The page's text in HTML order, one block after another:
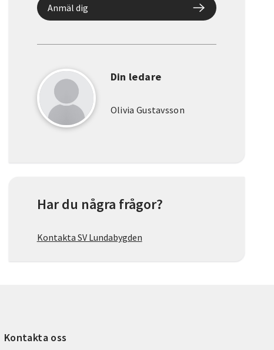
Anmäl dig
Din ledare
Olivia Gustavsson
Har du några frågor?
Kontakta SV Lundabygden
Kontakta oss